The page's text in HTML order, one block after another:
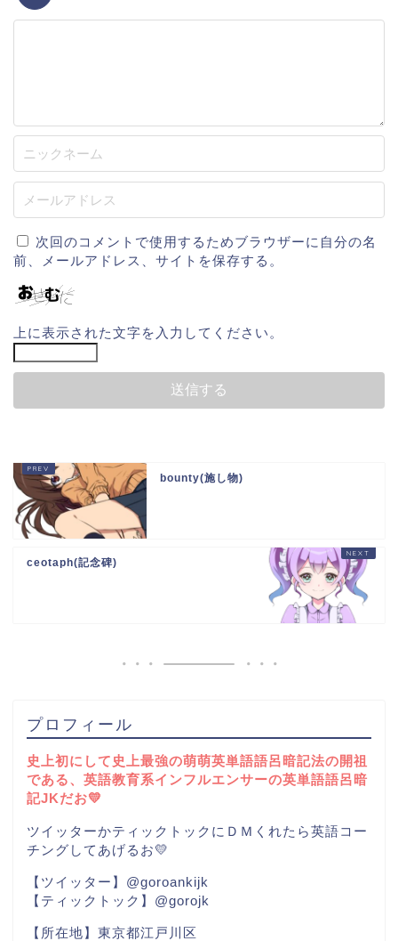
次回のコメントで使用するためブラウザーに自分の名
前、メールアドレス、サイトを保存する。
上に表示された文字を入力してください。
bounty(施し物)
ceotaph(記念碑)
プロフィール
史上初にして史上最強の萌萌英単語語呂暗記法の開祖
である、英語教育系インフルエンサーの英単語語呂暗
記JKだお💛
ツイッターかティックトックにＤＭくれたら英語コー
チングしてあげるお💛
【ツイッター】@goroankijk
【ティックトック】@gorojk
【所在地】東京都江戸川区